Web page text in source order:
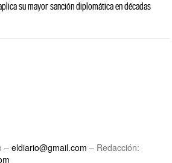
su mayor sanción diplomática en décadas
– eldiario@gmail.com – Redacción: